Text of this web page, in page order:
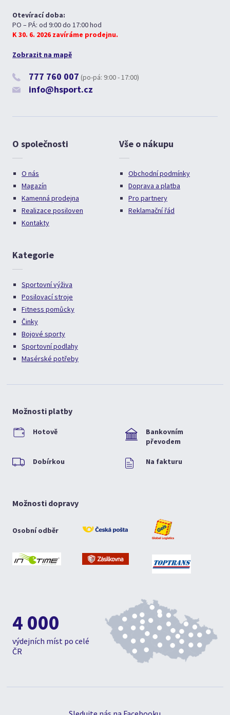
Otevírací doba:
PO – PÁ: od 9:00 do 17:00 hod
K 30. 6. 2026 zavíráme prodejnu.
Zobrazit na mapě
777 760 007 (po-pá: 9:00 - 17:00)
info@hsport.cz
O společnosti
O nás
Magazín
Kamenná prodejna
Realizace posiloven
Kontakty
Vše o nákupu
Obchodní podmínky
Doprava a platba
Pro partnery
Reklamační řád
Kategorie
Sportovní výživa
Posilovací stroje
Fitness pomůcky
Činky
Bojové sporty
Sportovní podlahy
Masérské potřeby
Možnosti platby
Hotově
Bankovním
převodem
Dobírkou Na fakturu
Možnosti dopravy
Osobní odběr
4 000
výdejních míst po celé
ČR